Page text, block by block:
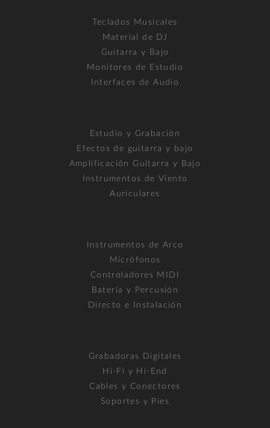
Teclados Musicales
Material de DJ
Guitarra y Bajo
Monitores de Estudio
Interfaces de Audio
Estudio y Grabación
Efectos de guitarra y bajo
Amplificación Guitarra y Bajo
Instrumentos de Viento
Auriculares
Instrumentos de Arco
Micrófonos
Controladores MIDI
Batería y Percusión
Directo e Instalación
Grabadoras Digitales
Hi-Fi y Hi-End
Cables y Conectores
Soportes y Pies